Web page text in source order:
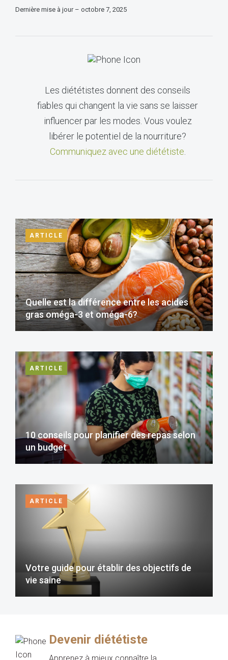
Dernière mise à jour – octobre 7, 2025
Les diététistes donnent des conseils
fiables qui changent la vie sans se laisser
influencer par les modes. Vous voulez
libérer le potentiel de la nourriture?
Communiquez avec une diététiste
ARTICLE
Quelle est la différence entre les acides
gras oméga-3 et oméga-6?
ARTICLE
10 conseils pour planifier des repas selon
un budget
ARTICLE
Votre guide pour établir des objectifs de
vie saine
Devenir diététiste